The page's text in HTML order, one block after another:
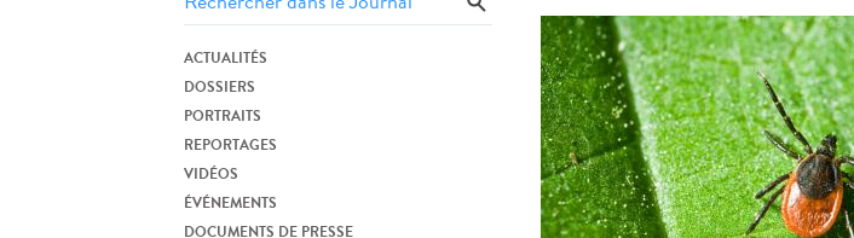
ACTUALITÉS
DOSSIERS
PORTRAITS
REPORTAGES
VIDÉOS
ÉVÉNEMENTS
DOCUMENTS DE PRESSE